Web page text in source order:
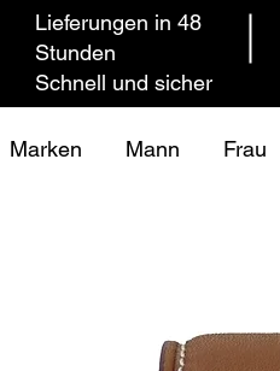
Lieferungen in 48
Stunden
Schnell und sicher
Marken Mann Frau